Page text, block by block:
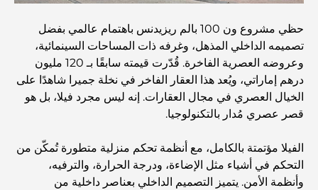
للإنفاق الذكي
مستشفى في مركز دبي المالي العالمي: رعاية طبية عالمية
المستوى في دبي
صالات رياضية في مركز دبي المالي العالمي: حيث يلتقي اللياقة
البدنية بأسلوب حياة الأعمال
أندر سيارة في العالم: أساطير السيارات التي لا تُقدر بثمن
حظي مشروع ون 100 بالم ريزيدنس باهتمام عالمي بفضل
تصميمه الداخلي المذهل، وغرفه ذات المساحات السينمائية،
وعروضه العصرية الفاخرة. قُدّرت قيمته سابقًا بـ 120 مليون
درهم إماراتي، ويُعد هذا العقار الفاخر في نخلة جميرا شاهدًا على
الخيال العصري في مجال العقارات. إنه ليس مجرد فيلا، بل هو
قصر عصري مُدار بالتكنولوجيا.
الفيلا مؤتمتة بالكامل، مع أنظمة تحكم منزلية متطورة تُمكّن من
التحكم في أشياء مثل الإضاءة، ودرجة الحرارة، والترفيه،
وأنظمة الأمن. يتميز التصميم الداخلي بعناصر داخلية من